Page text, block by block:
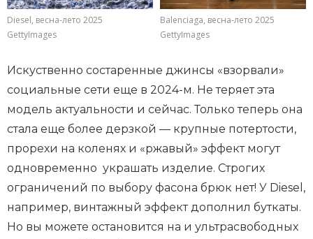
Diesel, весна-лето 2025
GettyImages
Balenciaga, весна-лето 2025
GettyImages
Искуственно состаренные джинсы «взорвали»
социальные сети еще в 2024-м. Не теряет эта
модель актуальности и сейчас. Только теперь она
стала еще более дерзкой — крупные потертости,
прорехи на коленях и «ржавый» эффект могут
одновременно украшать изделие. Строгих
ограничений по выбору фасона брюк нет! У Diesel,
например, винтажный эффект дополнил буткаты.
Но вы можете остановится на и ультрасвободных